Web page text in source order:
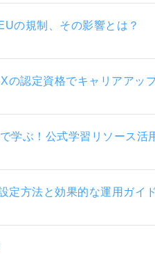
の規制、その影響とは？
の認定資格でキャリアアッ
学ぶ！公式学習リソース活
定方法と効果的な運用ガイ